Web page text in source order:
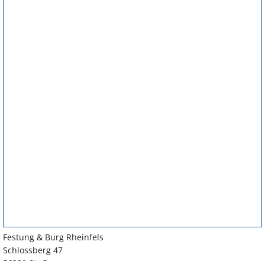
Festung & Burg Rheinfels
Schlossberg 47